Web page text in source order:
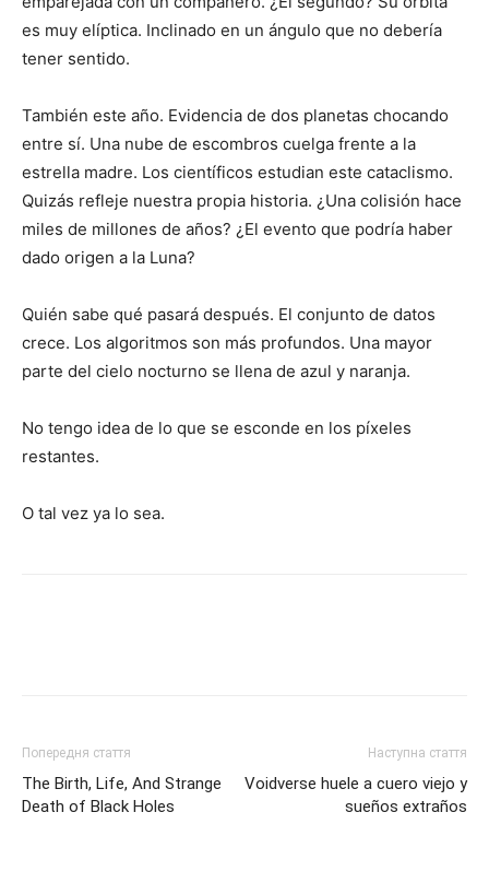
es muy elíptica. Inclinado en un ángulo que no debería
tener sentido.
También este año. Evidencia de dos planetas chocando
entre sí. Una nube de escombros cuelga frente a la
estrella madre. Los científicos estudian este cataclismo.
Quizás refleje nuestra propia historia. ¿Una colisión hace
miles de millones de años? ¿El evento que podría haber
dado origen a la Luna?
Quién sabe qué pasará después. El conjunto de datos
crece. Los algoritmos son más profundos. Una mayor
parte del cielo nocturno se llena de azul y naranja.
No tengo idea de lo que se esconde en los píxeles
restantes.
O tal vez ya lo sea.
Попередня стаття
The Birth, Life, And Strange
Death of Black Holes
Наступна стаття
Voidverse huele a cuero viejo y
sueños extraños